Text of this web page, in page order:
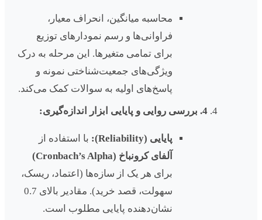
محاسبه میانگین، انحراف معیار،
فراوانی‌ها و رسم نمودارهای توزیع
برای تمامی متغیرها. این مرحله به درک
ویژگی‌های جمعیت‌شناختی نمونه و
پاسخ‌های اولیه به سوالات کمک می‌کند.
4. بررسی روایی و پایایی ابزار اندازه‌گیری:
پایایی (Reliability):
با استفاده از
آلفای کرونباخ (Cronbach’s Alpha)
برای هر یک از سازه‌ها (اعتماد، ریسک،
سهولت، قصد خرید). مقادیر بالای 0.7
نشان‌دهنده پایایی مطلوب است.